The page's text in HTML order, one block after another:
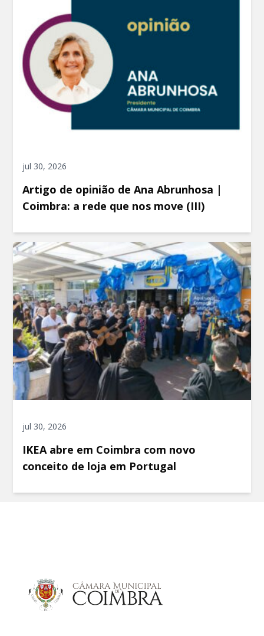
jul 30, 2026
Artigo de opinião de Ana Abrunhosa |
Coimbra: a rede que nos move (III)
jul 30, 2026
IKEA abre em Coimbra com novo
conceito de loja em Portugal